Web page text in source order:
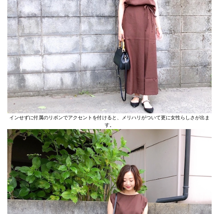
インせずに付属のリボンでアクセントを付けると、メリハリがついて更に女性らしさが出ま
す。